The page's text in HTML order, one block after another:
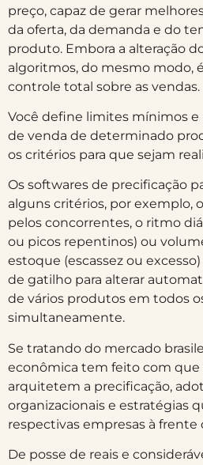
preço, capaz de gerar
da oferta, da demanda e do
produto. Embora a alteração
algoritmos, do mesmo modo,
controle total sobre as vendas.
Você define limites mínimos e
de venda de determinado
os critérios para que sejam
Os softwares de precificação
alguns critérios, por exemplo,
pelos concorrentes, o ritmo
ou picos repentinos) ou
estoque (escassez ou
de gatilho para alterar
de vários produtos em todos
simultaneamente.
Se tratando do mercado
econômica tem feito com que
arquitetem a precificação,
organizacionais e estratégias
respectivas empresas à frente
De posse de reais e